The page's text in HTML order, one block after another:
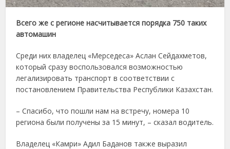
Всего же с регионе насчитывается порядка 750 таких
автомашин
Среди них владелец «Мерседеса» Аслан Сейдахметов,
который сразу воспользовался возможностью
легализировать транспорт в соответствии с
постановлением Правительства Республики Казахстан.
– Спасибо, что пошли нам на встречу, номера 10
региона были получены за 15 минут, – сказал водитель.
Владелец «Камри» Адил Баданов также выразил